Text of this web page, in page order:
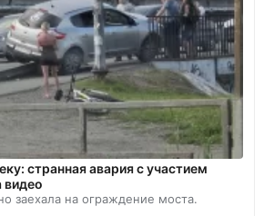
странная авария с участием
видео
заехала на ограждение моста.